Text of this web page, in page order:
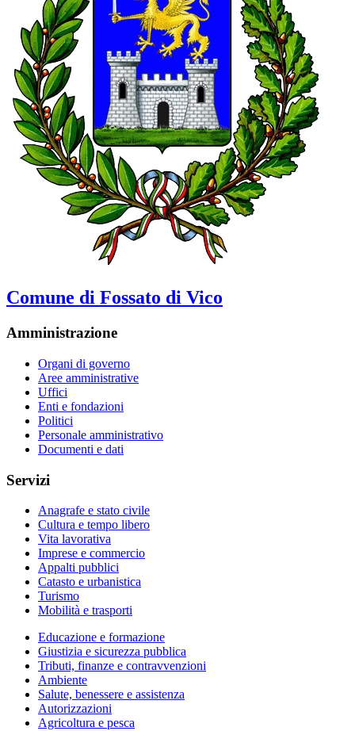
Comune di Fossato di Vico
Amministrazione
Organi di governo
Aree amministrative
Uffici
Enti e fondazioni
Politici
Personale amministrativo
Documenti e dati
Servizi
Anagrafe e stato civile
Cultura e tempo libero
Vita lavorativa
Imprese e commercio
Appalti pubblici
Catasto e urbanistica
Turismo
Mobilità e trasporti
Educazione e formazione
Giustizia e sicurezza pubblica
Tributi, finanze e contravvenzioni
Ambiente
Salute, benessere e assistenza
Autorizzazioni
Agricoltura e pesca